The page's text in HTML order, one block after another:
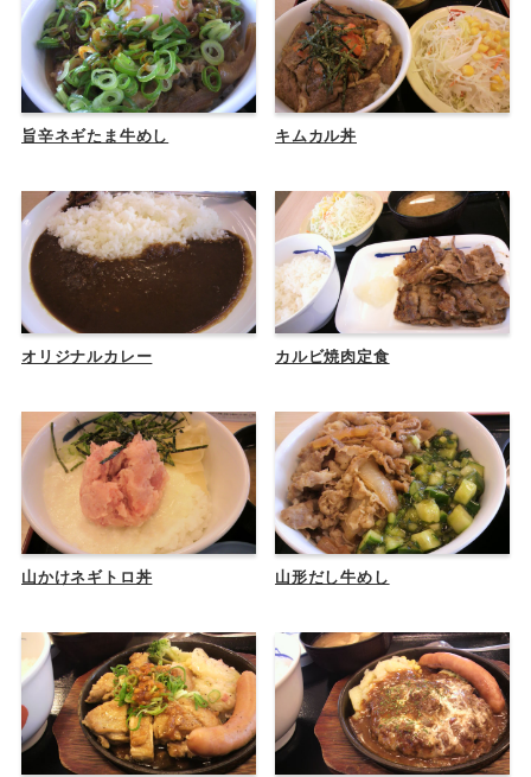
旨辛ネギたま牛めし キムカル丼
オリジナルカレー カルビ焼肉定食
山かけネギトロ丼 山形だし牛めし